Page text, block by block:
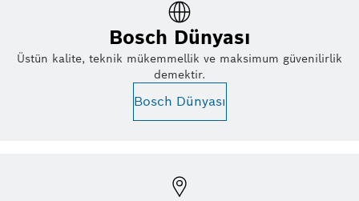
Bosch Dünyası
Üstün kalite, teknik mükemmellik ve maksimum güvenilirlik
demektir.
Bosch Dünyası